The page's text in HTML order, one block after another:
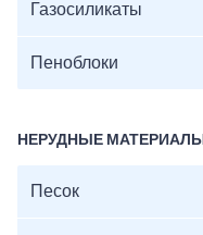
Газосиликаты
Пеноблоки
НЕРУДНЫЕ МАТЕРИАЛЫ
Песок